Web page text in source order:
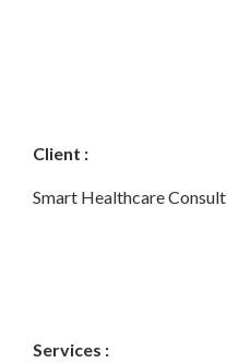
Client :
Smart Healthcare Consult
Services :